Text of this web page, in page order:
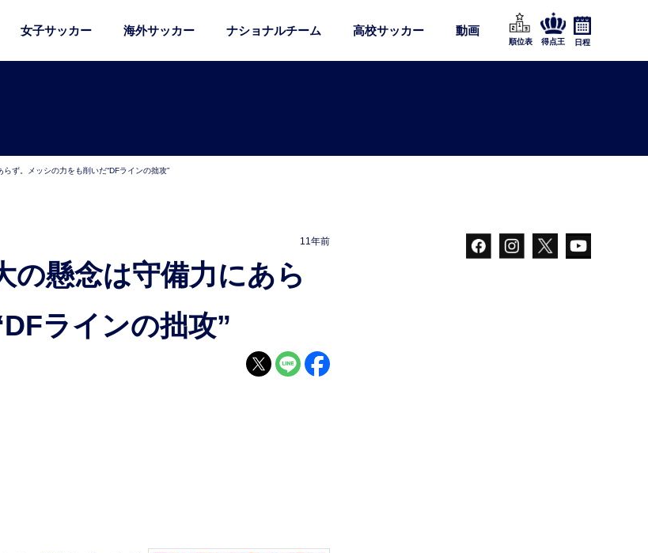
女子サッカー 海外サッカー ナショナルチーム 高校サッカー 動画
順位表 得点王 日程
ず。メッシの力をも削いだ“DFラインの拙攻”
11年前
ラインの拙攻”